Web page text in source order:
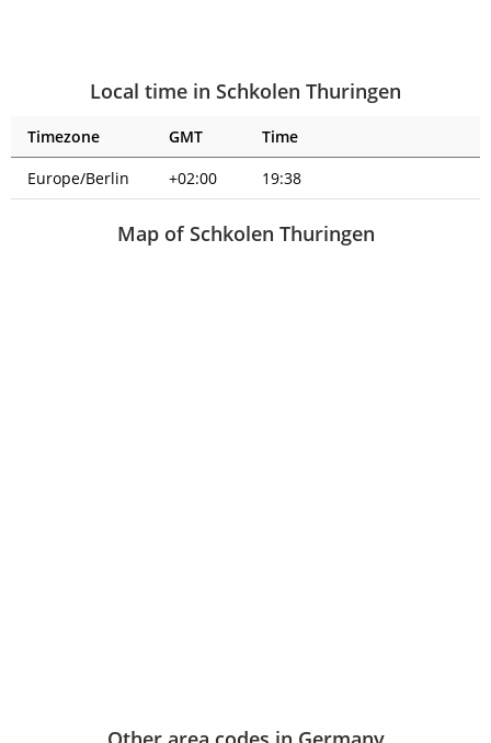
Local time in Schkolen Thuringen
Timezone GMT
Time
Europe/Berlin
+02:00 19:39
Map of Schkolen Thuringen